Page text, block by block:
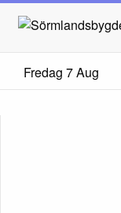
Fredag 7 Aug